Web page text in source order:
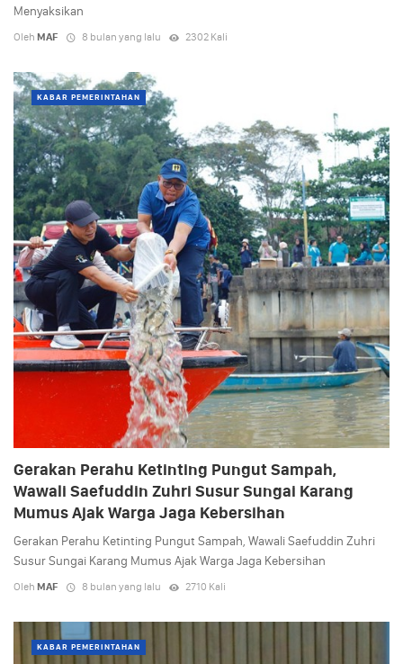
Menyaksikan
Oleh MAF 8 bulan yang lalu 2302 Kali
KABAR PEMERINTAHAN
Gerakan Perahu Ketinting Pungut Sampah,
Wawali Saefuddin Zuhri Susur Sungai Karang
Mumus Ajak Warga Jaga Kebersihan
Gerakan Perahu Ketinting Pungut Sampah, Wawali Saefuddin Zuhri
Susur Sungai Karang Mumus Ajak Warga Jaga Kebersihan
Oleh MAF 8 bulan yang lalu 2710 Kali
KABAR PEMERINTAHAN